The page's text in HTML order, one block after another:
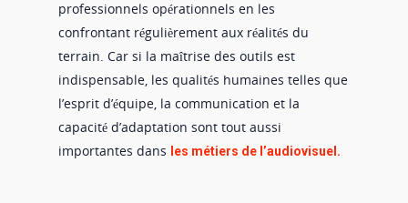
professionnels opérationnels en les
confrontant régulièrement aux réalités du
terrain. Car si la maîtrise des outils est
indispensable, les qualités humaines telles que
l’esprit d’équipe, la communication et la
capacité d’adaptation sont tout aussi
importantes dans
les métiers de l’audiovisuel.